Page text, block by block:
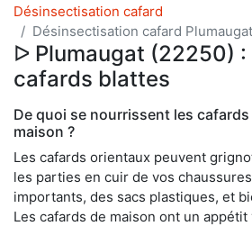
Désinsectisation cafard
Désinsectisation cafard
ᐅ Plumaugat (22250)
cafards blattes
De quoi se nourrissent les
maison ?
Les cafards orientaux peuvent
les parties en cuir de vos
importants, des sacs plastiques, et
Les cafards de maison ont un